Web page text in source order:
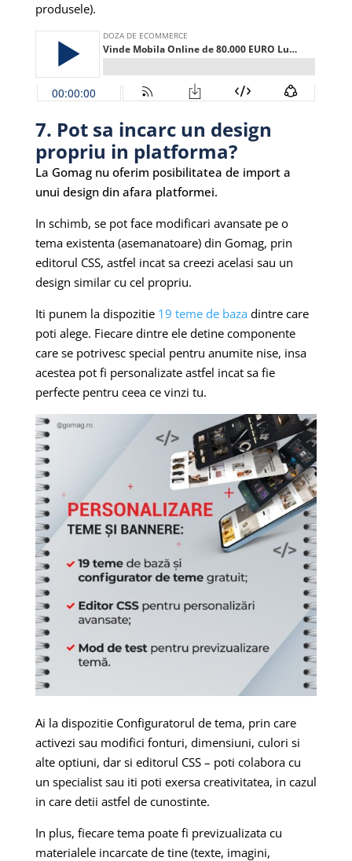
produsele).
7. Pot sa incarc un design
propriu in platforma?
La Gomag nu oferim posibilitatea de import a
unui design din afara platformei.
In schimb, se pot face modificari avansate pe o
tema existenta (asemanatoare) din Gomag, prin
editorul CSS, astfel incat sa creezi acelasi sau un
design similar cu cel propriu.
Iti punem la dispozitie 19 teme de baza dintre care
poti alege. Fiecare dintre ele detine componente
care se potrivesc special pentru anumite nise, insa
acestea pot fi personalizate astfel incat sa fie
perfecte pentru ceea ce vinzi tu.
Ai la dispozitie Configuratorul de tema, prin care
activezi sau modifici fonturi, dimensiuni, culori si
alte optiuni, dar si editorul CSS – poti colabora cu
un specialist sau iti poti exersa creativitatea, in cazul
in care detii astfel de cunostinte.
In plus, fiecare tema poate fi previzualizata cu
materialele incarcate de tine (texte, imagini,